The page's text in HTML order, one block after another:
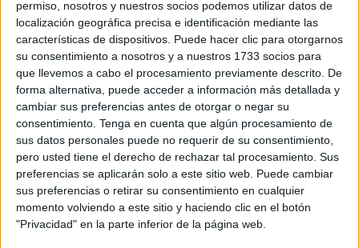
permiso, nosotros y nuestros socios podemos utilizar datos de
localización geográfica precisa e identificación mediante las
características de dispositivos. Puede hacer clic para otorgarnos
su consentimiento a nosotros y a nuestros 1733 socios para
que llevemos a cabo el procesamiento previamente descrito. De
forma alternativa, puede acceder a información más detallada y
cambiar sus preferencias antes de otorgar o negar su
consentimiento. Tenga en cuenta que algún procesamiento de
sus datos personales puede no requerir de su consentimiento,
pero usted tiene el derecho de rechazar tal procesamiento. Sus
preferencias se aplicarán solo a este sitio web. Puede cambiar
sus preferencias o retirar su consentimiento en cualquier
momento volviendo a este sitio y haciendo clic en el botón
"Privacidad" en la parte inferior de la página web.
Queen, que trae a Ceuta Concert Tour, empresa con la que
la Consejería de Educación y Cultura ha formalizado la
cesión de ese lugar para acoger un espectáculo para el
que las entradas ya están a la venta.
La revista Rolling Stone ha calificadoGod Save the Queen
como “el mayor show sobre Queen de todos los tiempos”.
Se trata de un espectáculo puesto en escena en distintos
puntos de Europa y también de Latinoamérica y Estados
Unidos y cuenta, entre otros, con temas tales como
Bohemian Rhapsody,We Will rock youyWe are the
Champions .